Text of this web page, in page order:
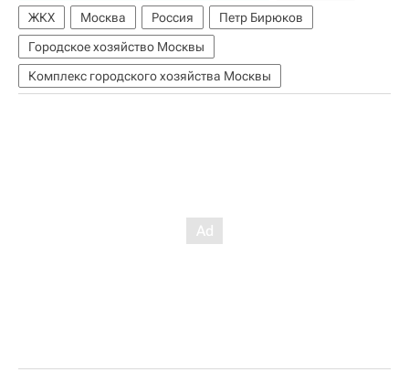
ЖКХ
Москва Россия
Петр Бирюков
Городское хозяйство Москвы
Комплекс городского хозяйства Москвы